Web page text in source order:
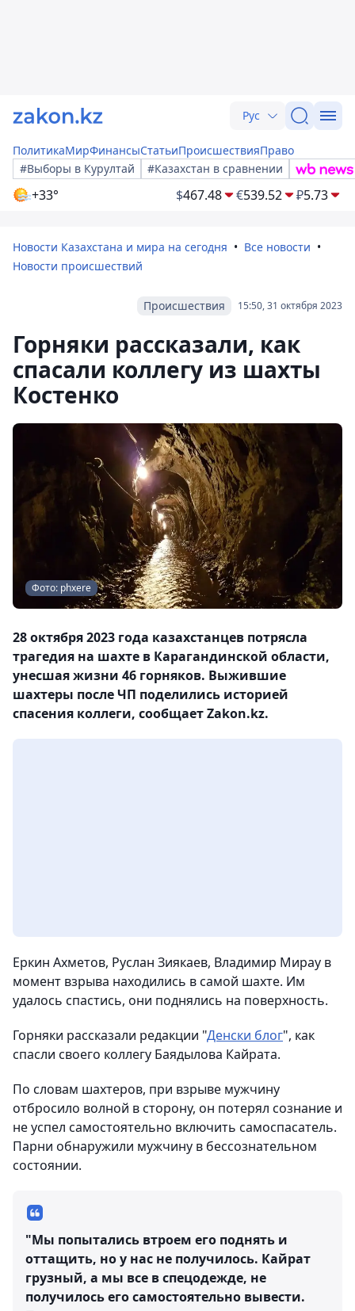
Рус
ПолитикаМирФинансыСтатьиПроисшествияПраво
#Выборы в Курултай
#Казахстан в сравнении
+33° $467.48 €539.52 ₽5.73
Новости Казахстана и мира на сегодня
Все новости
Новости происшествий
15:50, 31 октября 2023
Происшествия
Горняки рассказали, как
спасали коллегу из шахты
Костенко
Фото: phxere
28 октября 2023 года казахстанцев потрясла
трагедия на шахте в Карагандинской области,
унесшая жизни 46 горняков. Выжившие
шахтеры после ЧП поделились историей
спасения коллеги, сообщает Zakon.kz.
​Еркин Ахметов, Руслан Зиякаев, Владимир Мирау ​в
момент взрыва находились в самой шахте. Им
удалось спастись, они поднялись на поверхность.
​Горняки рассказали редакции "Денски блог", как​
спасли своего коллегу Баядылова Кайрата. ​
По словам шахтеров, при взрыве мужчину
отбросило​ ​волной в сторону, он потерял сознание и
не успел самостоятельно включить​ самоспасатель.
Парни обнаружили мужчину в бессознательном
состоянии.
"Мы попытались втроем его поднять и
оттащить, но у нас не получилось. Кайрат
грузный, а мы все в спецодежде, не
получилось его самостоятельно​ вывести.